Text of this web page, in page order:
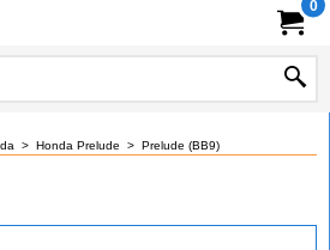
0
> Honda Prelude > Prelude (BB9)